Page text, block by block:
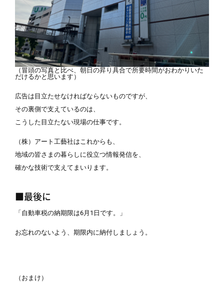
（冒頭の写真と比べ、朝日の昇り具合で所要時間がおわかりいた
だけるかと思います）
広告は目立たせなければならないものですが、
その裏側で支えているのは、
こうした目立たない現場の仕事です。
（株）アート工藝社はこれからも、
地域の皆さまの暮らしに役立つ情報発信を、
確かな技術で支えてまいります。
■最後に
「自動車税の納期限は6月1日です。」
お忘れのないよう、期限内に納付しましょう。
（おまけ）